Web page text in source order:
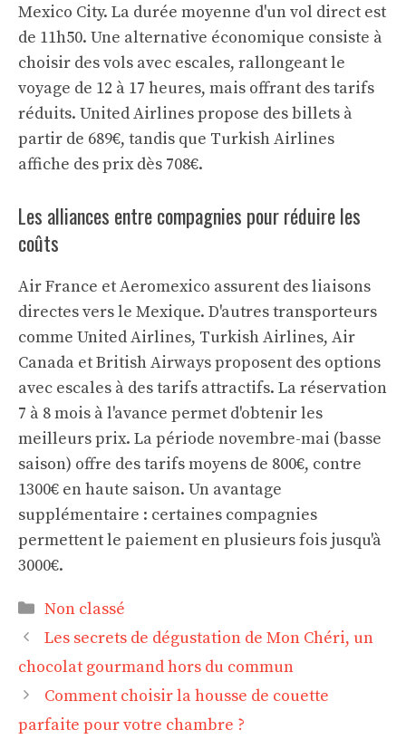
Mexico City. La durée moyenne d'un vol direct est
de 11h50. Une alternative économique consiste à
choisir des vols avec escales, rallongeant le
voyage de 12 à 17 heures, mais offrant des tarifs
réduits. United Airlines propose des billets à
partir de 689€, tandis que Turkish Airlines
affiche des prix dès 708€.
Les alliances entre compagnies pour réduire les
coûts
Air France et Aeromexico assurent des liaisons
directes vers le Mexique. D'autres transporteurs
comme United Airlines, Turkish Airlines, Air
Canada et British Airways proposent des options
avec escales à des tarifs attractifs. La réservation
7 à 8 mois à l'avance permet d'obtenir les
meilleurs prix. La période novembre-mai (basse
saison) offre des tarifs moyens de 800€, contre
1300€ en haute saison. Un avantage
supplémentaire : certaines compagnies
permettent le paiement en plusieurs fois jusqu'à
3000€.
Catégories
Non classé
Les secrets de dégustation de Mon Chéri, un
chocolat gourmand hors du commun
Comment choisir la housse de couette
parfaite pour votre chambre ?